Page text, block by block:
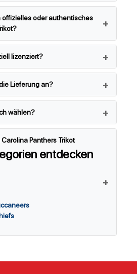
offizielles oder authentisches
lizenziert?
Lieferung an?
wählen?
Panthers Trikot
entdecken